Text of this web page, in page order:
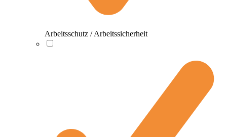
Arbeitsschutz / Arbeitssicherheit